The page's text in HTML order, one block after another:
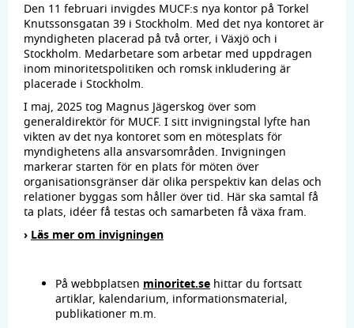
Den 11 februari invigdes MUCF:s nya kontor på Torkel
Knutssonsgatan 39 i Stockholm. Med det nya kontoret är
myndigheten placerad på två orter, i Växjö och i
Stockholm. Medarbetare som arbetar med uppdragen
inom minoritetspolitiken och romsk inkludering är
placerade i Stockholm.
I maj, 2025 tog Magnus Jägerskog över som
generaldirektör för MUCF. I sitt invigningstal lyfte han
vikten av det nya kontoret som en mötesplats för
myndighetens alla ansvarsområden. Invigningen
markerar starten för en plats för möten över
organisationsgränser där olika perspektiv kan delas och
relationer byggas som håller över tid. Här ska samtal få
ta plats, idéer få testas och samarbeten få växa fram.
› Läs mer om invigningen
På webbplatsen minoritet.se hittar du fortsatt
artiklar, kalendarium, informationsmaterial,
publikationer m.m.